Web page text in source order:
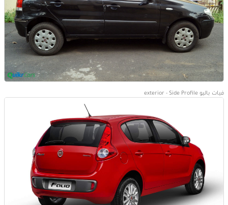
فيات باليو exterior - Side Profile